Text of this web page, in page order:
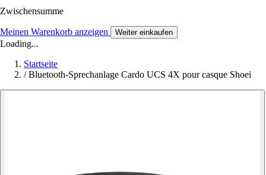
Zwischensumme
Meinen Warenkorb anzeigen Weiter einkaufen
Loading...
Startseite
/ Bluetooth-Sprechanlage Cardo UCS 4X pour casque Shoei